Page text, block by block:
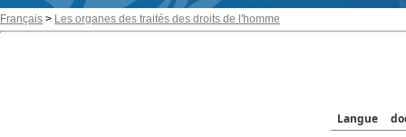
Français > Les organes des traités des droits de l'homme
Langue